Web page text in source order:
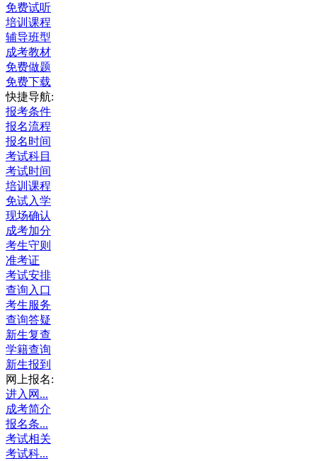
免费试听
培训课程
辅导班型
成考教材
免费做题
免费下载
快捷导航:
报考条件
报名流程
报名时间
考试科目
考试时间
培训课程
免试入学
现场确认
成考加分
考生守则
准考证
考试安排
查询入口
考生服务
查询答疑
新生复查
学籍查询
新生报到
网上报名:
进入网...
成考简介
报名条...
考试相关
考试科...